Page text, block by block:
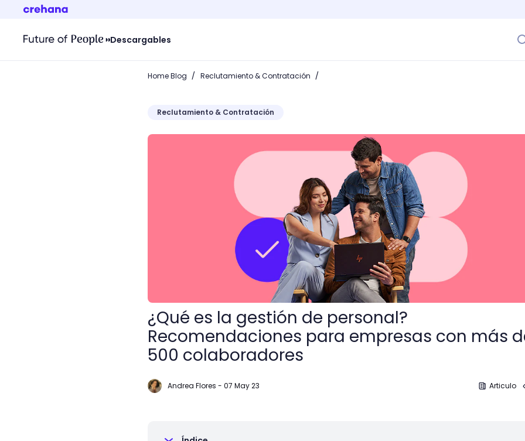
Descargables
Home Blog / Reclutamiento & Contratación /
Reclutamiento & Contratación
¿Qué es la gestión de personal? Recomendaciones para empresas con más de 500
¿Qué es la gestión de personal?
Recomendaciones para empresas con más
500 colaboradores
Andrea Flores - 07 May 23 Articulo